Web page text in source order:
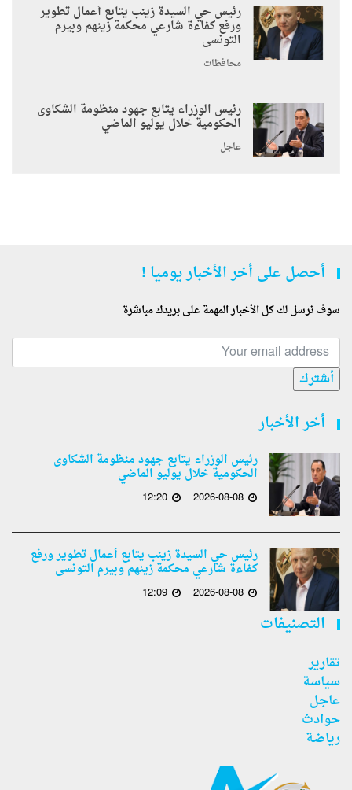
رئيس حي السيدة زينب يتابع أعمال تطوير
ورفع كفاءة شارعي محكمة زينهم وبيرم
التونسى
محافظات
رئيس الوزراء يتابع جهود منظومة الشكاوى
الحكومية خلال يوليو الماضي
عاجل
أحصل على أخر الأخبار يوميا !
سوف نرسل لك كل الأخبار المهمة على بريدك مباشرة
أشترك
أخر الأخبار
رئيس الوزراء يتابع جهود منظومة الشكاوى
الحكومية خلال يوليو الماضي
2026-08-08
12:20
رئيس حي السيدة زينب يتابع أعمال تطوير ورفع
كفاءة شارعي محكمة زينهم وبيرم التونسى
2026-08-08
12:09
التصنيفات
تقارير
سياسة
عاجل
حوادث
رياضة